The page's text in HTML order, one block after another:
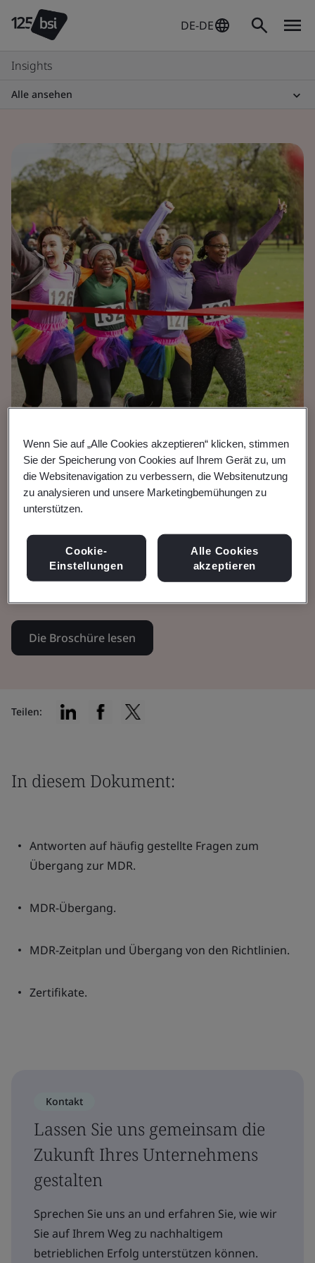
DE-DE
Insights
Alle ansehen
Broschüre
Medizinprodukte
MDR-Übergangsfristen
Erweiterte FAQs
Die Broschüre lesen
Teilen:
In diesem Dokument:
Antworten auf häufig gestellte Fragen zum
Übergang zur MDR.
MDR-Übergang.
MDR-Zeitplan und Übergang von den Richtlinien.
Zertifikate.
Kontakt
Lassen Sie uns gemeinsam die
Zukunft Ihres Unternehmens
gestalten
Sprechen Sie uns an und erfahren Sie, wie wir
Sie auf Ihrem Weg zu nachhaltigem
betrieblichen Erfolg unterstützen können.
Wenn Sie auf „Alle Cookies akzeptieren“ klicken, stimmen
Sie der Speicherung von Cookies auf Ihrem Gerät zu, um
die Websitenavigation zu verbessern, die Websitenutzung
zu analysieren und unsere Marketingbemühungen zu
unterstützen.
Cookie-
Einstellungen
Alle Cookies
akzeptieren